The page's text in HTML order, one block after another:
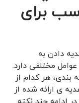
برای
دادن به
مختلفی دارد.
هر کدام از
ی ارائه شده از